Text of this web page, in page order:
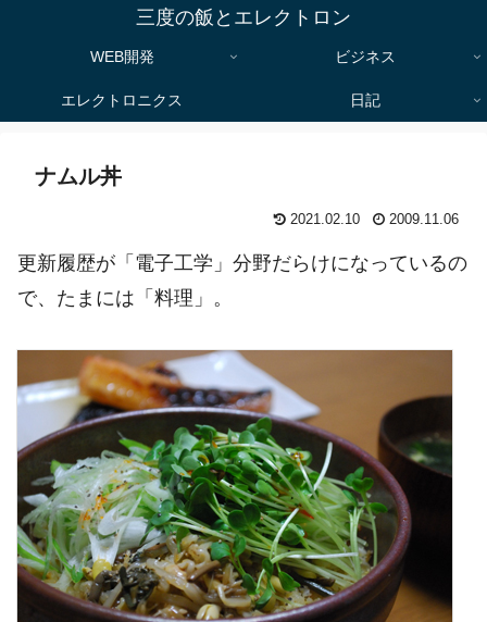
三度の飯とエレクトロン
WEB開発 ビジネス
エレクトロニクス 日記
ナムル丼
2021.02.10 2009.11.06
更新履歴が「電子工学」分野だらけになっているの
で、たまには「料理」。